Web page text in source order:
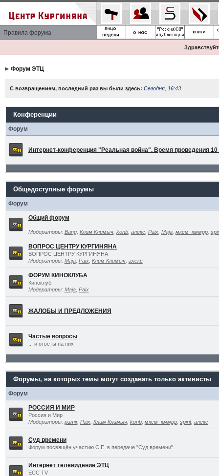
Правила форума
Форум ЭТЦ
С возвращением, последний раз вы были здесь: Сегодня, 16:43
Конференции
Форум
Интернет-конференция "Реальная война". Время проведения 10
Общедоступные форумы
Форум
Общий форум
Модераторы: Bang, Клим Климыч, konb, алекс, Paix, Maja, мксм_кммрр,
ВОПРОС ЦЕНТРУ КУРГИНЯНА
ВОПРОС ЦЕНТРУ КУРГИНЯНА
Модераторы: Maja, Paix, Клим Климыч, алекс
ФОРУМ КИНОКЛУБА
Киноклуб
Модераторы: Maja, Paix
ЖАЛОБЫ И ПРЕДЛОЖЕНИЯ
Частые вопросы
... и ответы на них
Форумы, на которых темы могут создавать только активисты
Форум
РОССИЯ И МИР
Россия и Мир
Модераторы: pamir, Paix, Клим Климыч, konb, мксм_кммрр, spirit, алекс
Суд времени
Форум посвящён участию С.Е. в передаче "Суд времени".
Интернет телевидение ЭТЦ
ECC TV